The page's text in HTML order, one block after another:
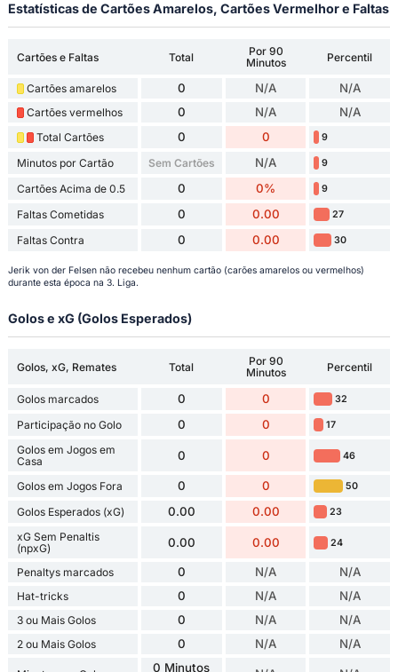
Estatísticas de Cartões Amarelos, Cartões Vermelhor e Faltas
Cartões e Faltas Total
Por 90
Minutos
Percentil
Cartões amarelos 0 N/A N/A
Cartões vermelhos 0 N/A N/A
Total Cartões 0 0 9
Minutos por Cartão Sem Cartões N/A 9
Cartões Acima de 0.5 0 0% 9
Faltas Cometidas 0 0.00 27
Faltas Contra 0 0.00 30
Jerik von der Felsen não recebeu nenhum cartão (carões amarelos ou vermelhos)
durante esta época na 3. Liga.
Golos e xG (Golos Esperados)
Golos, xG, Remates Total
Por 90
Minutos
Percentil
Golos marcados 0 0 32
Participação no Golo 0 0 17
Golos em Jogos em
Casa
0 0 46
Golos em Jogos Fora 0 0 50
Golos Esperados (xG) 0.00 0.00 23
xG Sem Penaltis
(npxG)
0.00 0.00 24
Penaltys marcados 0 N/A N/A
Hat-tricks 0 N/A N/A
3 ou Mais Golos 0 N/A N/A
2 ou Mais Golos 0 N/A N/A
0 Minutos